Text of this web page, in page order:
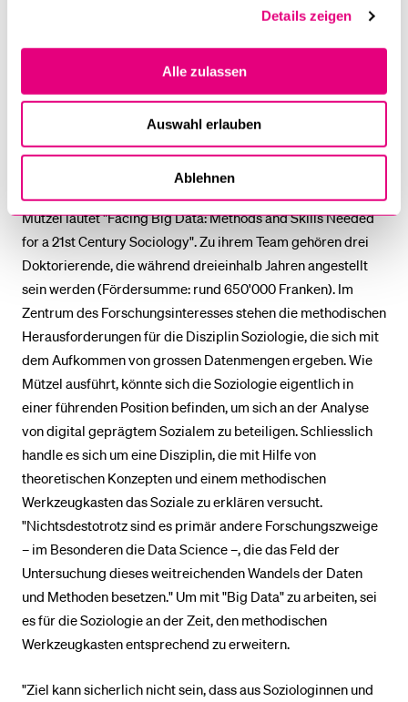
Details zeigen
Alle zulassen
Auswahl erlauben
Ablehnen
entrepreneur' zu positionieren und innovative und
unterbreiten." (Für mehr Informationen zu Mira Burris
Universität Luzern)
Instrumentarium erweitern
Der Titel des Projekts von Assistenzprofessorin Sophie
Mützel lautet "Facing Big Data: Methods and Skills Needed
for a 21st Century Sociology". Zu ihrem Team gehören drei
Doktorierende, die während dreieinhalb Jahren angestellt
sein werden (Fördersumme: rund 650'000 Franken). Im
Zentrum des Forschungsinteresses stehen die methodischen
Herausforderungen für die Disziplin Soziologie, die sich mit
dem Aufkommen von grossen Datenmengen ergeben. Wie
Mützel ausführt, könnte sich die Soziologie eigentlich in
einer führenden Position befinden, um sich an der Analyse
von digital geprägtem Sozialem zu beteiligen. Schliesslich
handle es sich um eine Disziplin, die mit Hilfe von
theoretischen Konzepten und einem methodischen
Werkzeugkasten das Soziale zu erklären versucht.
"Nichtsdestotrotz sind es primär andere Forschungszweige
– im Besonderen die Data Science –, die das Feld der
Untersuchung dieses weitreichenden Wandels der Daten
und Methoden besetzen." Um mit "Big Data" zu arbeiten, sei
es für die Soziologie an der Zeit, den methodischen
Werkzeugkasten entsprechend zu erweitern.
"Ziel kann sicherlich nicht sein, dass aus Soziologinnen und